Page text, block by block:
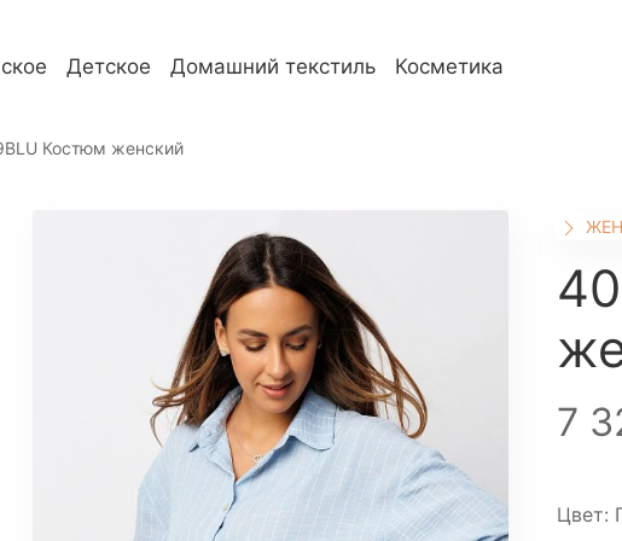
Детское Домашний текстиль Косметика
О компании
Костюм женский
7
Цвет: